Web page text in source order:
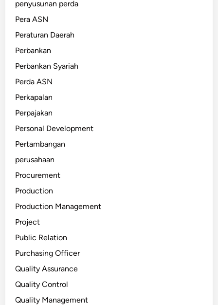
penyusunan perda
Pera ASN
Peraturan Daerah
Perbankan
Perbankan Syariah
Perda ASN
Perkapalan
Perpajakan
Personal Development
Pertambangan
perusahaan
Procurement
Production
Production Management
Project
Public Relation
Purchasing Officer
Quality Assurance
Quality Control
Quality Management